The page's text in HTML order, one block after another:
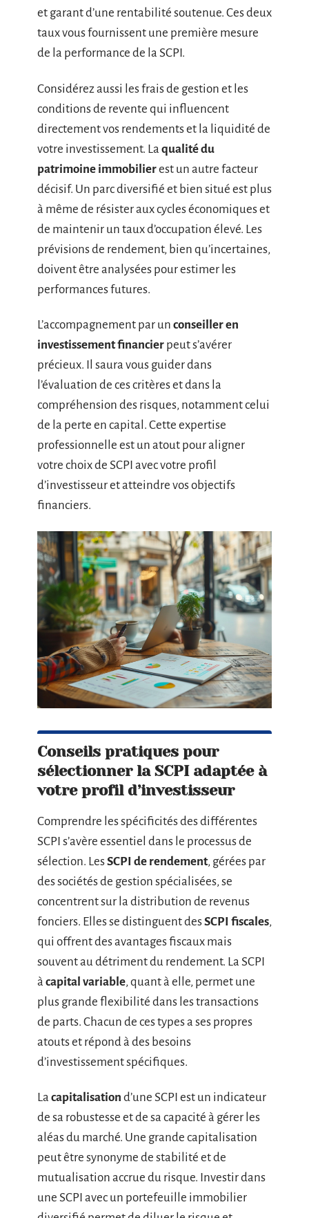
et garant d’une rentabilité soutenue. Ces deux
taux vous fournissent une première mesure
de la performance de la SCPI.
Considérez aussi les frais de gestion et les
conditions de revente qui influencent
directement vos rendements et la liquidité de
votre investissement. La qualité du
patrimoine immobilierest un autre facteur
décisif. Un parc diversifié et bien situé est plus
à même de résister aux cycles économiques et
de maintenir un taux d’occupation élevé. Les
prévisions de rendement, bien qu’incertaines,
doivent être analysées pour estimer les
performances futures.
L’accompagnement par un conseiller en
investissement financier peut s’avérer
précieux. Il saura vous guider dans
l’évaluation de ces critères et dans la
compréhension des risques, notamment celui
de la perte en capital. Cette expertise
professionnelle est un atout pour aligner
votre choix de SCPI avec votre profil
d’investisseur et atteindre vos objectifs
financiers.
Conseils pratiques pour
sélectionner la SCPI adaptée à
votre profil d’investisseur
Comprendre les spécificités des différentes
SCPI s’avère essentiel dans le processus de
sélection. LesSCPI de rendement, gérées par
des sociétés de gestion spécialisées, se
concentrent sur la distribution de revenus
fonciers. Elles se distinguent desSCPI fiscales,
qui offrent des avantages fiscaux mais
souvent au détriment du rendement. La SCPI
à capital variable, quant à elle, permet une
plus grande flexibilité dans les transactions
de parts. Chacun de ces types a ses propres
atouts et répond à des besoins
d’investissement spécifiques.
La capitalisation d’une SCPI est un indicateur
de sa robustesse et de sa capacité à gérer les
aléas du marché. Une grande capitalisation
peut être synonyme de stabilité et de
mutualisation accrue du risque. Investir dans
une SCPI avec un portefeuille immobilier